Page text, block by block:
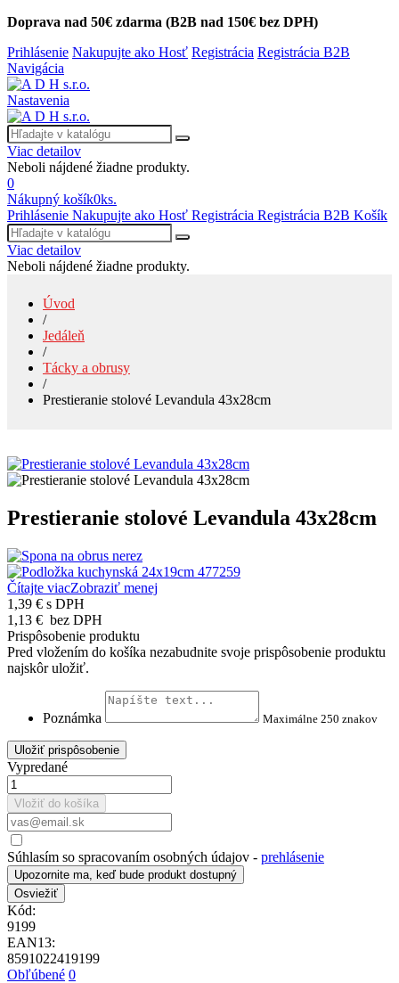
Doprava nad 50€ zdarma (B2B nad 150€ bez DPH)
Prihlásenie Nakupujte ako Hosť Registrácia Registrácia B2B
Navigácia
Nastavenia
Viac detailov
Neboli nájdené žiadne produkty.
0
Nákupný košík0ks.
Prihlásenie Nakupujte ako Hosť Registrácia Registrácia B2B Košík
Viac detailov
Neboli nájdené žiadne produkty.
Úvod
/
Jedáleň
/
Tácky a obrusy
/
Prestieranie stolové Levandula 43x28cm
Prestieranie stolové Levandula 43x28cm
Čítajte viacZobraziť menej
1,39 € s DPH
1,13 € bez DPH
Prispôsobenie produktu
Pred vložením do košíka nezabudnite svoje prispôsobenie produktu
najskôr uložiť.
Poznámka Maximálne 250 znakov
Uložiť prispôsobenie
Vypredané
Vložiť do košíka
Súhlasím so spracovaním osobných údajov - prehlásenie
Upozornite ma, keď bude produkt dostupný
Kód:
9199
EAN13:
8591022419199
Obľúbené 0